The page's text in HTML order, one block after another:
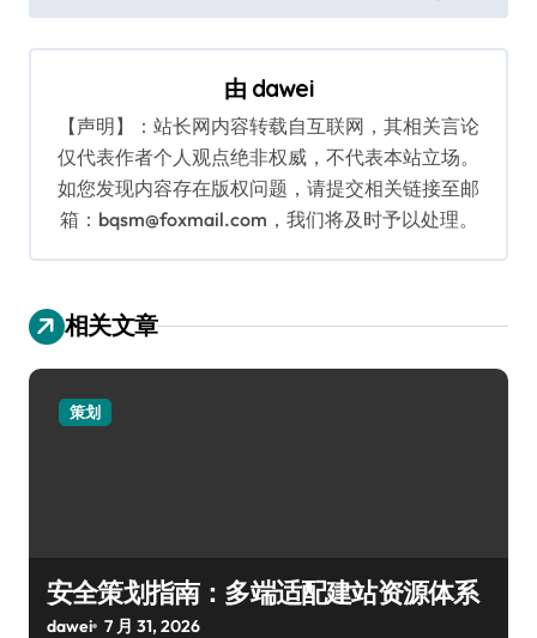
导
航
由 dawei
【声明】：站长网内容转载自互联网，其相关言论
仅代表作者个人观点绝非权威，不代表本站立场。
如您发现内容存在版权问题，请提交相关链接至邮
箱：bqsm@foxmail.com，我们将及时予以处理。
相关文章
策划
安全策划指南：多端适配建站资源体系
dawei 7 月 31, 2026